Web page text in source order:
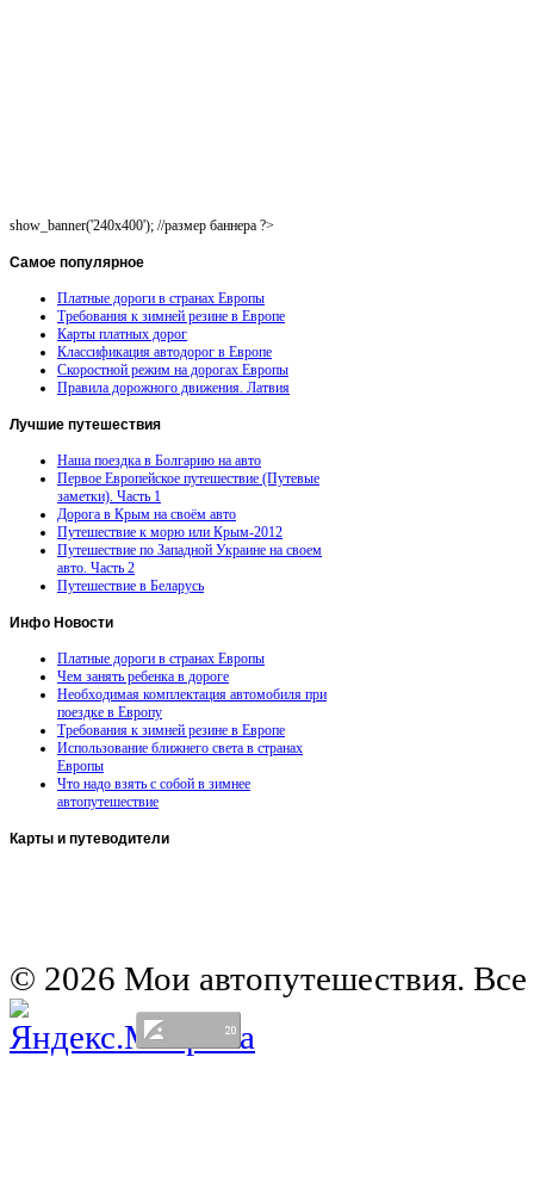
show_banner('240x400'); //размер баннера ?>
Самое популярное
Платные дороги в странах Европы
Требования к зимней резине в Европе
Карты платных дорог
Классификация автодорог в Европе
Скоростной режим на дорогах Европы
Правила дорожного движения. Латвия
Лучшие путешествия
Наша поездка в Болгарию на авто
Первое Европейское путешествие (Путевые
заметки). Часть 1
Дорога в Крым на своём авто
Путешествие к морю или Крым-2012
Путешествие по Западной Украине на своем
авто. Часть 2
Путешествие в Беларусь
Инфо Новости
Платные дороги в странах Европы
Чем занять ребенка в дороге
Необходимая комплектация автомобиля при
поездке в Европу
Требования к зимней резине в Европе
Использование ближнего света в странах
Европы
Что надо взять с собой в зимнее
автопутешествие
Карты и путеводители
© 2026 Мои автопутешествия.